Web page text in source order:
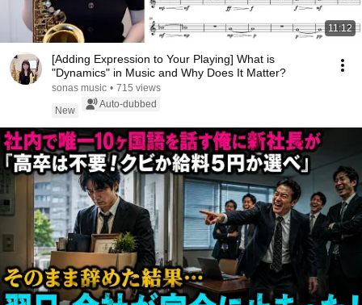
11:12
[Adding Expression to Your Playing] What is
"Dynamics" in Music and Why Does It Matter?
sonas music • 715 views
New
Auto-dubbed